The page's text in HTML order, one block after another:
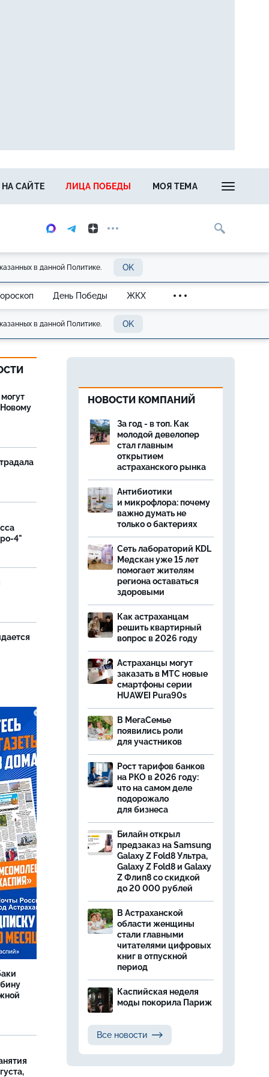
НА САЙТЕ ЛИЦА ПОБЕДЫ МОЯ ТЕМА
в данной Политике. OK
День Победы ЖКХ
в данной Политике. OK
4"
НОВОСТИ КОМПАНИЙ
За год - в топ. Как
молодой девелопер
стал главным
открытием
астраханского рынка
Антибиотики
и микрофлора: почему
важно думать не
только о бактериях
Сеть лабораторий KDL
Медскан уже 15 лет
помогает жителям
региона оставаться
здоровыми
Как астраханцам
решить квартирный
вопрос в 2026 году
Астраханцы могут
заказать в МТС новые
смартфоны серии
HUAWEI Pura90s
В МегаСемье
появились роли
для участников
Рост тарифов банков
на РКО в 2026 году:
что на самом деле
подорожало
для бизнеса
Билайн открыл
предзаказ на Samsung
Galaxy Z Fold8 Ультра,
Galaxy Z Fold8 и Galaxy
Z Флип8 со скидкой
до 20 000 рублей
В Астраханской
области женщины
стали главными
читателями цифровых
книг в отпускной
период
Каспийская неделя
моды покорила Париж
Все новости